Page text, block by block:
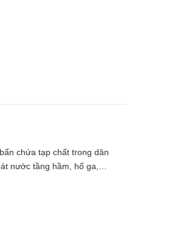
chứa tạp chất trong dân
nước tầng hầm, hố ga,…